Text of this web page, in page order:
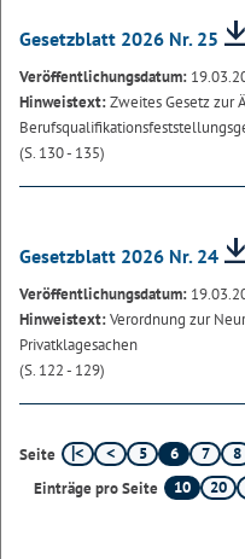
Gesetzblatt 2026 Nr. 25
Veröffentlichungsdatum:
Hinweistext:Zweites Gesetz zur
(S. 130 - 135)
Gesetzblatt 2026 Nr. 24
Veröffentlichungsdatum:
Hinweistext:Verordnung zur
Privatklagesachen
(S. 122 - 129)
Seite 5 6 7 8
Einträge pro Seite
10 20